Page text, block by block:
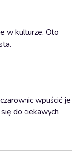
w kulturze. Oto
wpuścić je
do ciekawych